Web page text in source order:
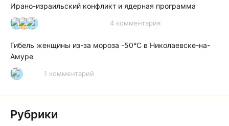
Ирано-израильский конфликт и ядерная программа
И А А 4 комментария
Гибель женщины из-за мороза -50°C в Николаевске-на-
Амуре
Р 1 комментарий
Рубрики